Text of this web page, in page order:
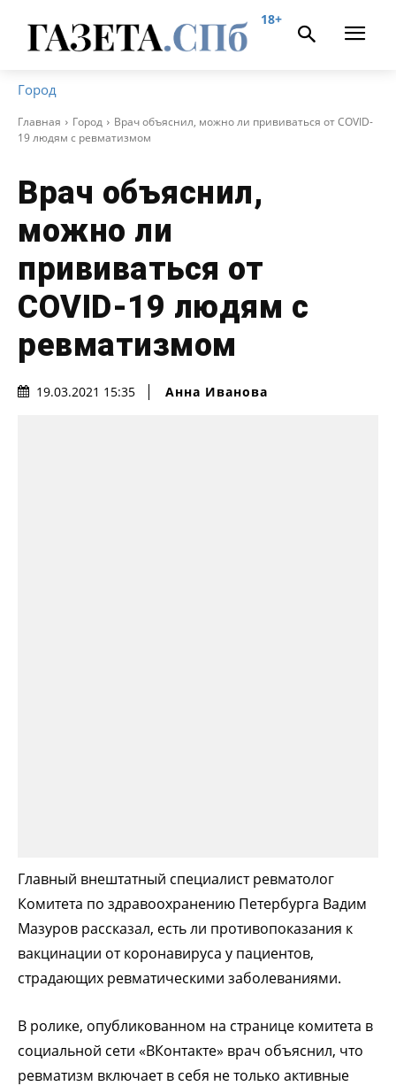
18+
Город
Главная Город
Врач объяснил, можно ли прививаться от COVID-
19 людям с ревматизмом
Врач объяснил,
можно ли
прививаться от
COVID-19 людям с
ревматизмом
19.03.2021 15:35 Анна Иванова
Главный внештатный специалист ревматолог
Комитета по здравоохранению Петербурга Вадим
Мазуров рассказал, есть ли противопоказания к
вакцинации от коронавируса у пациентов,
страдающих ревматическими заболеваниями.
В ролике, опубликованном на странице комитета в
социальной сети «ВКонтакте» врач объяснил, что
ревматизм включает в себя не только активные